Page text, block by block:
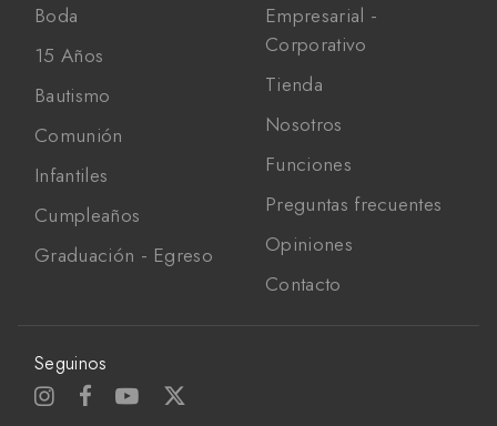
Boda
15 Años
Bautismo
Comunión
Infantiles
Cumpleaños
Graduación - Egreso
Empresarial -
Corporativo
Tienda
Nosotros
Funciones
Preguntas frecuentes
Opiniones
Contacto
Seguinos